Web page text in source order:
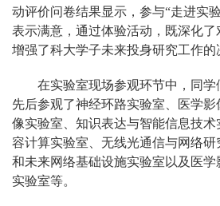
动评价问卷结果显示，参与“走进实
表示满意，通过体验活动，既深化
增强了科大学子未来投身研究工作的
在实验室现场参观环节中，同学
先后参观了神经环路实验室、医学
像实验室、知识表达与智能信息技
容计算实验室、无线光通信与网络
和未来网络基础设施实验室以及医
实验室等。